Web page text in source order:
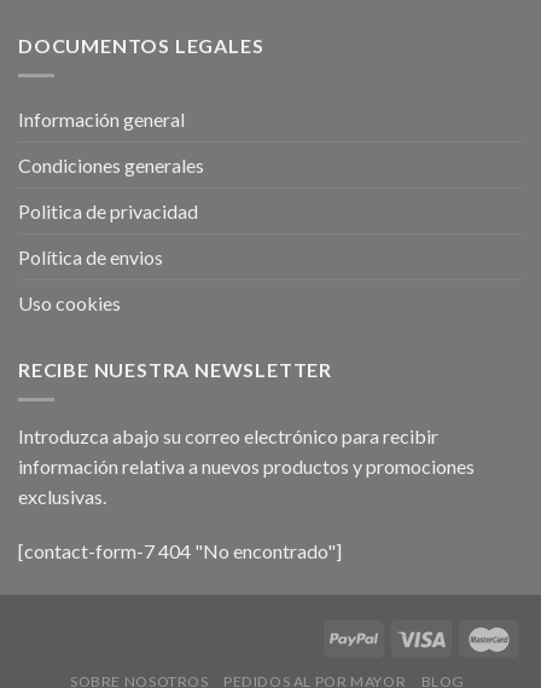
DOCUMENTOS LEGALES
Información general
Condiciones generales
Politica de privacidad
Política de envios
Uso cookies
RECIBE NUESTRA NEWSLETTER
Introduzca abajo su correo electrónico para recibir
información relativa a nuevos productos y promociones
exclusivas.
[contact-form-7 404 "No encontrado"]
SOBRE NOSOTROS PEDIDOS AL POR MAYOR BLOG